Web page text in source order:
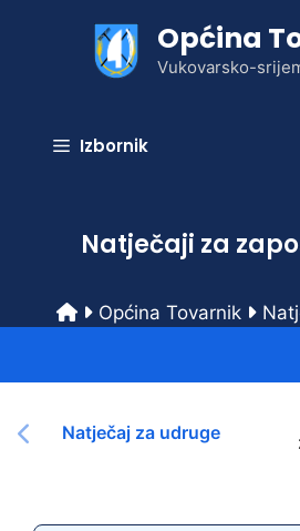
Općina
Vukovarsko-
Izbornik
Natječaji za
Općina Tovarnik
Natječaj za udruge